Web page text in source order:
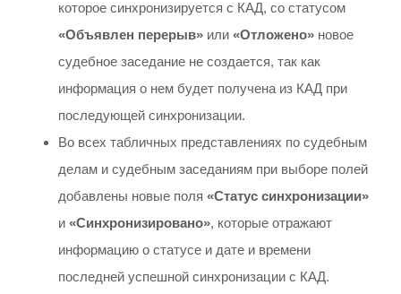
которое синхронизируется с КАД, со статусом
«Объявлен перерыв» или «Отложено» новое
судебное заседание не создается, так как
информация о нем будет получена из КАД при
последующей синхронизации.
Во всех табличных представлениях по судебным
делам и судебным заседаниям при выборе полей
добавлены новые поля «Статус синхронизации»
и «Синхронизировано», которые отражают
информацию о статусе и дате и времени
последней успешной синхронизации с КАД.